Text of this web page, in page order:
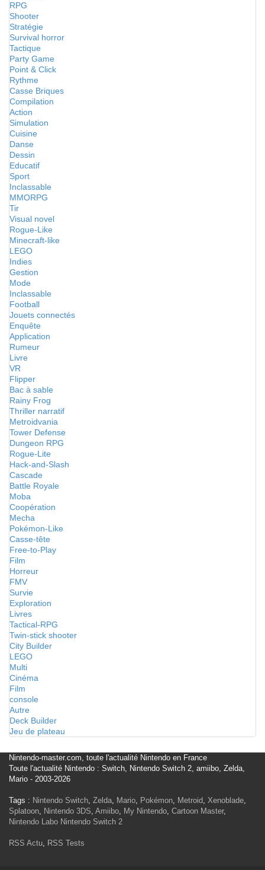
RPG
Shooter
Stratégie
Survival horror
Tactique
Party Game
Point & Click
Rythme
Casse Briques
Compilation
Action
Simulation
Cuisine
Danse
Dessin
Educatif
Sport
Inclassable
MMORPG
Tir
Visual novel
Rogue-Like
Minecraft-like
LEGO
Indies
Gestion
Mode
Inclassable
Football
Jouets connectés
Enquête
Application
Rumeur
Livre
VR
Flipper
Bac à sable
Rainy Frog
Thriller narratif
Metroidvania
Tower Defense
Dungeon RPG
Rogue-Lite
Hack-and-Slash
Cascade
Battle Royale
Moba
Coopération
Mecha
Pokémon-Like
Casse-tête
Free-to-Play
Film
Horreur
FMV
Survie
Exploration
Livres
Tactical-RPG
Twin-stick shooter
City Builder
LEGO
Multi
Cinéma
Film
console
Autre
Deck Builder
Jeu de plateau
Nintendo-master.com, toute l'actualité Nintendo en France
Toute l'actualité Nintendo : Switch, Nintendo Switch 2, amiibo, Zelda,
Mario - 2003-2026
Tags : Nintendo Switch, Zelda, Mario, Pokémon, Metroid, Xenoblade,
Splatoon, Nintendo 3DS, Amiibo, My Nintendo, Cartoon Master,
Nintendo Labo Nintendo Switch 2
RSS Actu, RSS Tests